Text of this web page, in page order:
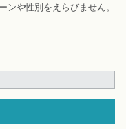
ンや性別をえらびません。